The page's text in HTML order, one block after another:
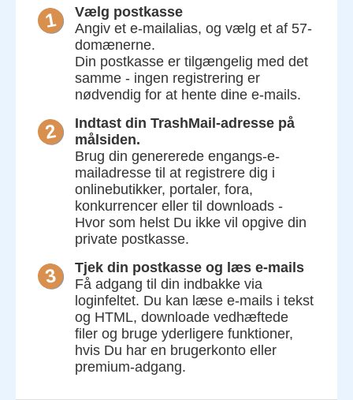
Vælg postkasse
Angiv et e-mailalias, og vælg et af 57-
domænerne.
Din postkasse er tilgængelig med det
samme - ingen registrering er
nødvendig for at hente dine e-mails.
Indtast din TrashMail-adresse på
målsiden.
Brug din genererede engangs-e-
mailadresse til at registrere dig i
onlinebutikker, portaler, fora,
konkurrencer eller til downloads -
Hvor som helst Du ikke vil opgive din
private postkasse.
Tjek din postkasse og læs e-mails
Få adgang til din indbakke via
loginfeltet. Du kan læse e-mails i tekst
og HTML, downloade vedhæftede
filer og bruge yderligere funktioner,
hvis Du har en brugerkonto eller
premium-adgang.